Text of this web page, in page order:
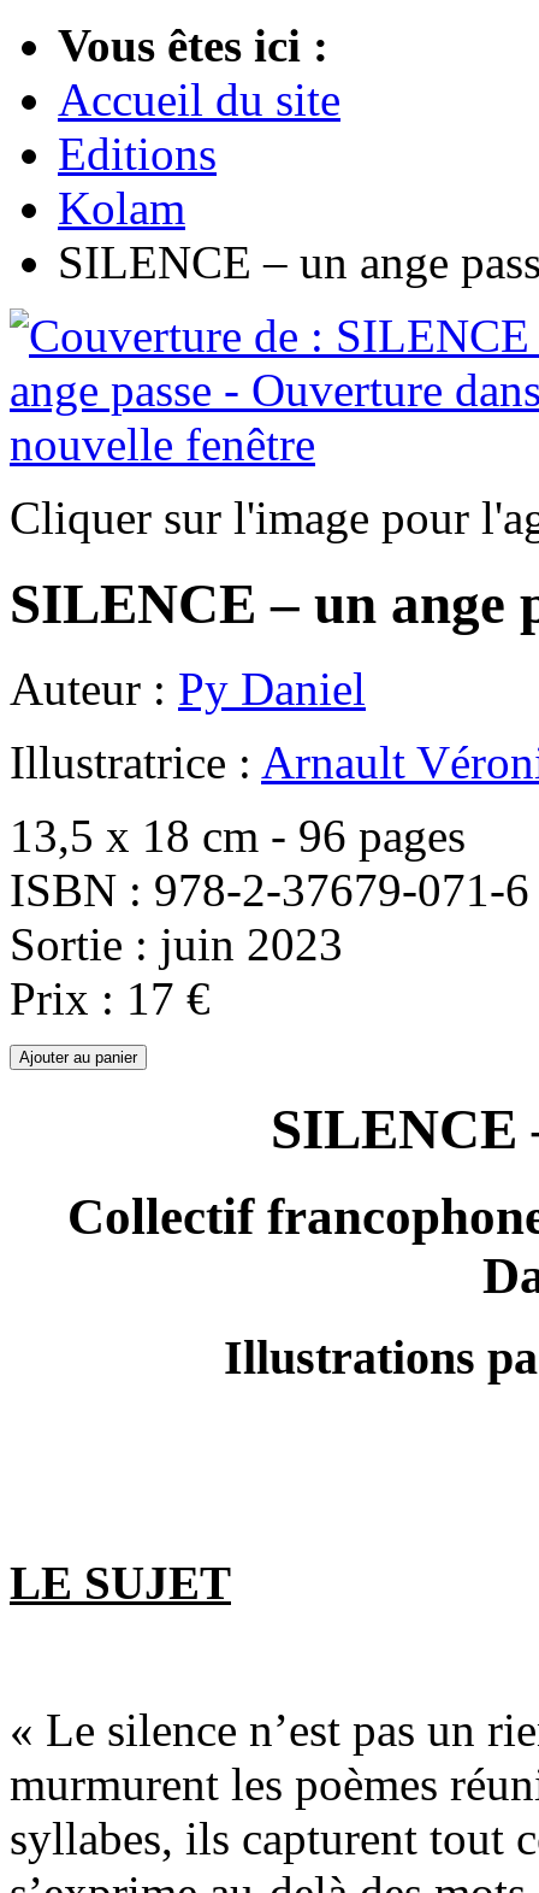
Vous êtes ici :
Accueil du site
Editions
Kolam
SILENCE – un ange
Cliquer sur l'image pour
SILENCE – un ange
Auteur : Py Daniel
Illustratrice : Arnault
13,5 x 18 cm - 96 pages
ISBN : 978-2-37679-071-6
Sortie : juin 2023
Prix : 17 €
SILENCE
Collectif
Illustrations
LE SUJET
« Le silence n’est pas un
murmurent les poèmes
syllabes, ils capturent tout